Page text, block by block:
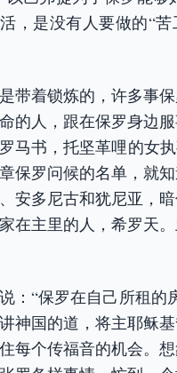
，是没有人要做的“
带着锁炼的，许多事
的人，跟在保罗身边
马书，托坚革哩的女
保罗问候的名单，就
安多尼古和犹尼亚，
在主里的人，希罗天
：“保罗在自己所租的
神国的道，将主耶稣
每个传福音的机会。